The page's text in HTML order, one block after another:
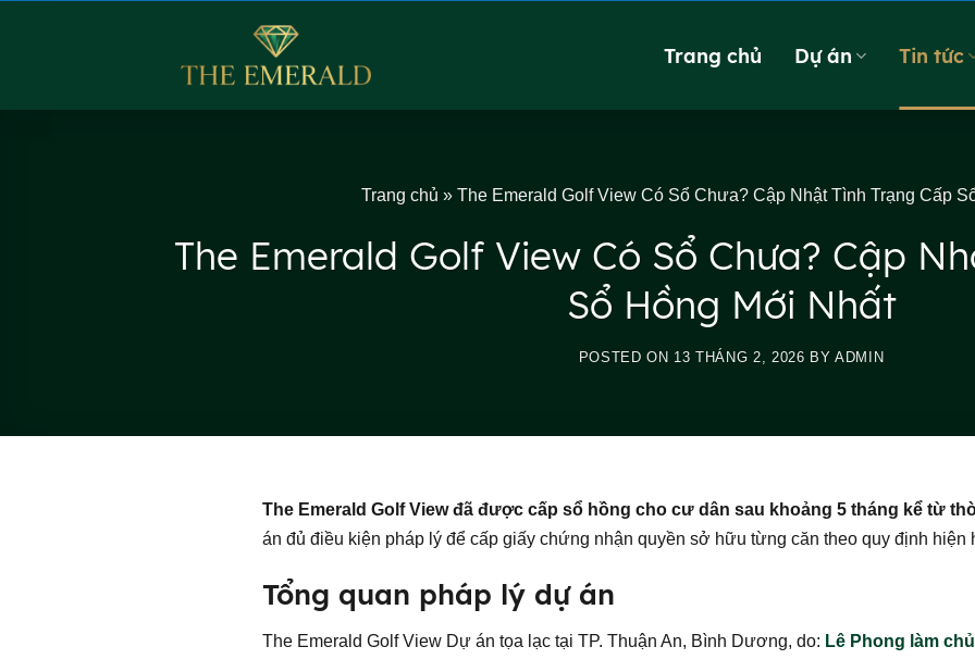
Trang chủ Dự án Tin tức
Trang chủ » The Emerald Golf View Có Sổ Chưa? Cập Nhật Tình Trạng Cấp
The Emerald Golf View Có Sổ Chưa? Cập
Sổ Hồng Mới Nhất
POSTED ON 13 THÁNG 2, 2026 BYADMIN
The Emerald Golf View đã được cấp sổ hồng cho cư dân sau khoảng 5 tháng kể từ
án đủ điều kiện pháp lý để cấp giấy chứng nhận quyền sở hữu từng căn theo quy định hiện
Tổng quan pháp lý dự án
The Emerald Golf View Dự án tọa lạc tại TP. Thuận An, Bình Dương, do: Lê Phong làm